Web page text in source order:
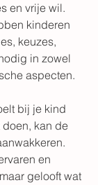
en vrije wil.
kinderen
keuzes,
in zowel
aspecten.
bij je kind
kan de
en
gelooft wat